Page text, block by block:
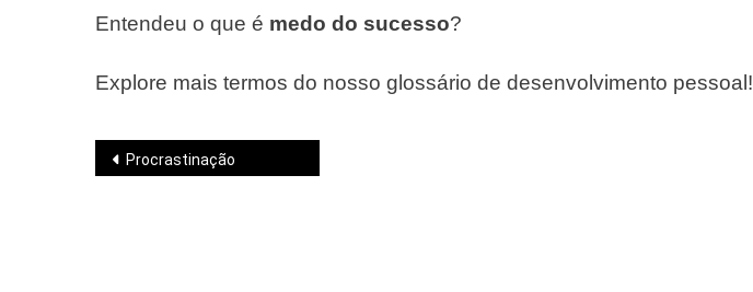
Entendeu o que é medo do sucesso?
Explore mais termos do nosso glossário de desenvolvimento pessoal!
Navegação
Procrastinação